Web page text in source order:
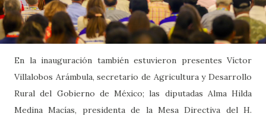
En la inauguración también estuvieron presentes Víctor
Villalobos Arámbula, secretario de Agricultura y Desarrollo
Rural del Gobierno de México; las diputadas Alma Hilda
Medina Macías, presidenta de la Mesa Directiva del H.